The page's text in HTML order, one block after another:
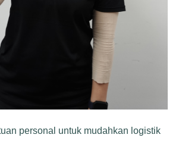
personal untuk mudahkan logistik